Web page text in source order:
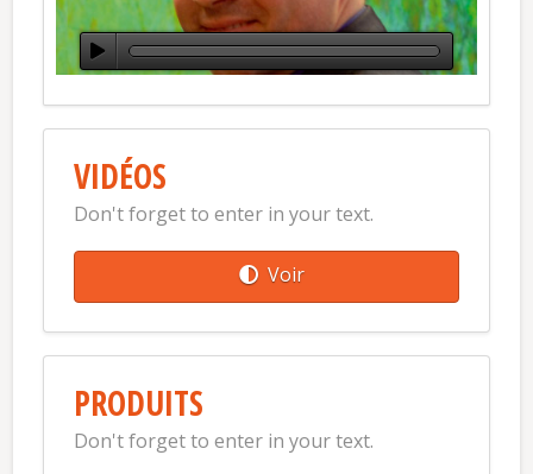
VIDÉOS
Don't forget to enter in your text.
Voir
PRODUITS
Don't forget to enter in your text.